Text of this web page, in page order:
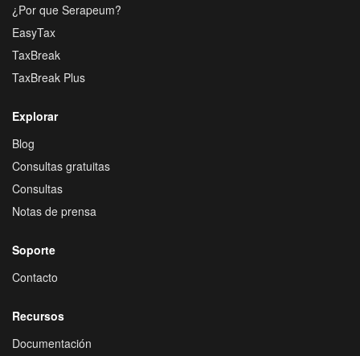
¿Por que Serapeum?
EasyTax
TaxBreak
TaxBreak Plus
Explorar
Blog
Consultas gratuitas
Consultas
Notas de prensa
Soporte
Contacto
Recursos
Documentación